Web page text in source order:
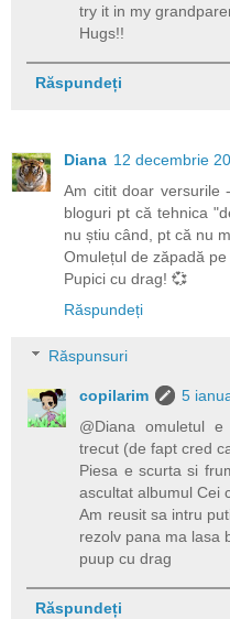
try it in my
Hugs!!
Răspundeți
Diana 12 decembrie
Am citit doar versurile
bloguri pt că tehnica
nu știu când, pt că nu
Omulețul de zăpadă
Pupici cu drag! 💞
Răspundeți
Răspunsuri
copilarim
5
@Diana omuletul
trecut (de fapt cred
Piesa e scurta si
ascultat albumul Cei
Am reusit sa intru
rezolv pana ma lasa
puup cu drag
Răspundeți